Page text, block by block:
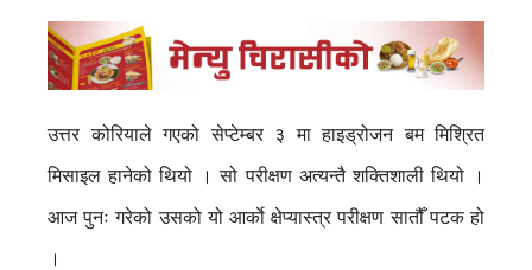
उत्तर कोरियाले गएको सेप्टेम्बर ३ मा हाइड्रोजन बम मिश्रित
मिसाइल हानेको थियो । सो परीक्षण अत्यन्तै शक्तिशाली थियो ।
आज पुनः गरेको उसको यो आर्काे क्षेप्यास्त्र परीक्षण सातौँ पटक हो
।